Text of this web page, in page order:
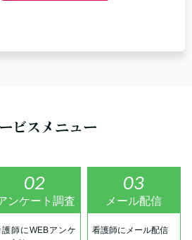
ビスメニュー
02
ンケート調査
護師にWEBアンケ
03
メール配信
看護師にメール配信